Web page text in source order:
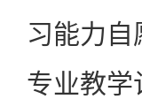
习能力
专业教学